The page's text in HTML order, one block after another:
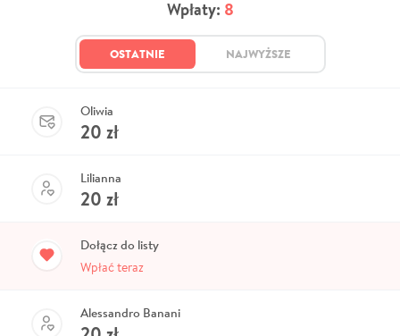
Wpłaty: 8
OSTATNIE NAJWYŻSZE
Oliwia
20 zł
Lilianna
20 zł
Dołącz do listy
Wpłać teraz
Alessandro Banani